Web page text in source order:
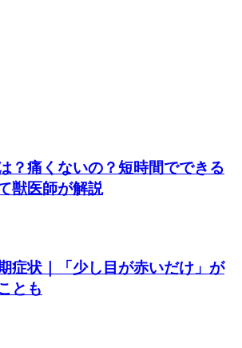
？痛くないの？短時間でできる
獣医師が解説
症状｜「少し目が赤いだけ」が
とも